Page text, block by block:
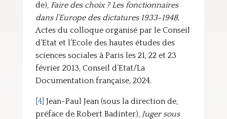
de), Faire des choix ? Les fonctionnaires
dans l’Europe des dictatures 1933-1948,
Actes du colloque organisé par le Conseil
d’Etat et l’Ecole des hautes études des
sciences sociales à Paris les 21, 22 et 23
février 2013, Conseil d’Etat/La
Documentation française, 2024.
[4] Jean-Paul Jean (sous la direction de,
préface de Robert Badinter), Juger sous